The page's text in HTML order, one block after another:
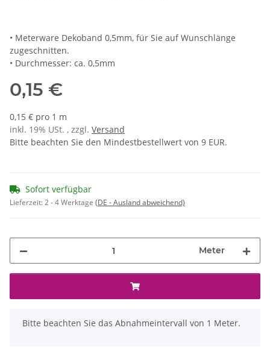
• Meterware Dekoband 0,5mm, für Sie auf Wunschlänge
zugeschnitten.
• Durchmesser: ca. 0,5mm
0,15 €
0,15 € pro 1 m
inkl. 19% USt. , zzgl. Versand
Bitte beachten Sie den Mindestbestellwert von 9 EUR.
Sofort verfügbar
Lieferzeit:2 - 4 Werktage (DE - Ausland abweichend)
Meter
x
Bitte beachten Sie das Abnahmeintervall von 1 Meter.